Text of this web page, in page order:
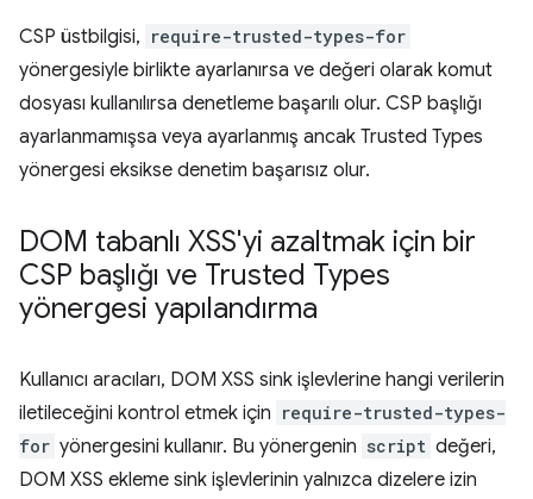
CSP üstbilgisi, require-trusted-types-for
yönergesiyle birlikte ayarlanırsa ve değeri olarak komut
dosyası kullanılırsa denetleme başarılı olur. CSP başlığı
ayarlanmamışsa veya ayarlanmış ancak Trusted Types
yönergesi eksikse denetim başarısız olur.
DOM tabanlı XSS'yi azaltmak için bir
CSP başlığı ve Trusted Types
yönergesi yapılandırma
Kullanıcı aracıları, DOM XSS sink işlevlerine hangi verilerin
iletileceğini kontrol etmek için require-trusted-types-
for yönergesini kullanır. Bu yönergenin script değeri,
DOM XSS ekleme sink işlevlerinin yalnızca dizelere izin